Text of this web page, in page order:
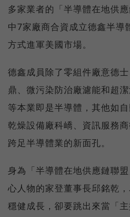
多家業者的「半導體在地供
中7家廠商合資成立德鑫半導
方式進軍美國市場。
德鑫成員除了零組件廠意德
鼎、微污染防治廠濾能和超
等本業即是半導體，其他如自
乾燥設備廠科嶠、資訊服務
跨足半導體業的新面孔。
身為「半導體在地供應鏈聯
心人物的家登董事長邱銘乾
穩健成長，卻要跳出來當「